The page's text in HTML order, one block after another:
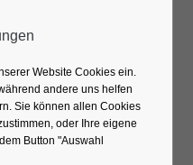
die
Website Cookies ein.
andere uns helfen
Sie können allen Cookies
oder Ihre eigene
Button "Auswahl